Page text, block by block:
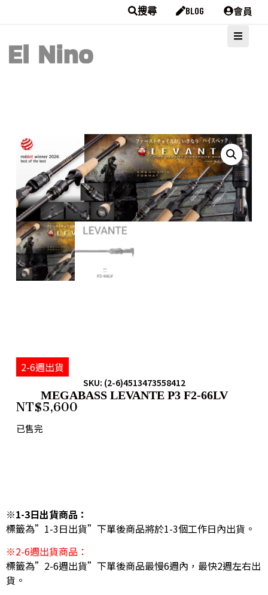
搜尋 BLOG 會員
2-6週出貨
SKU: (2-6)4513473558412
MEGABASS LEVANTE P3 F2-66LV
NT$5,600
已售完
※1-3日出貨商品：
標籤為”1-3日出貨”下單後商品將於1-3個工作日內出貨。
※2-6週出貨商品：
標籤為”2-6週出貨”下單後商品最慢6週內，最快2週左右出
貨。